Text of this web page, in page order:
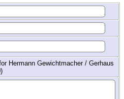
Hermann Gewichtmacher / Gerhaus